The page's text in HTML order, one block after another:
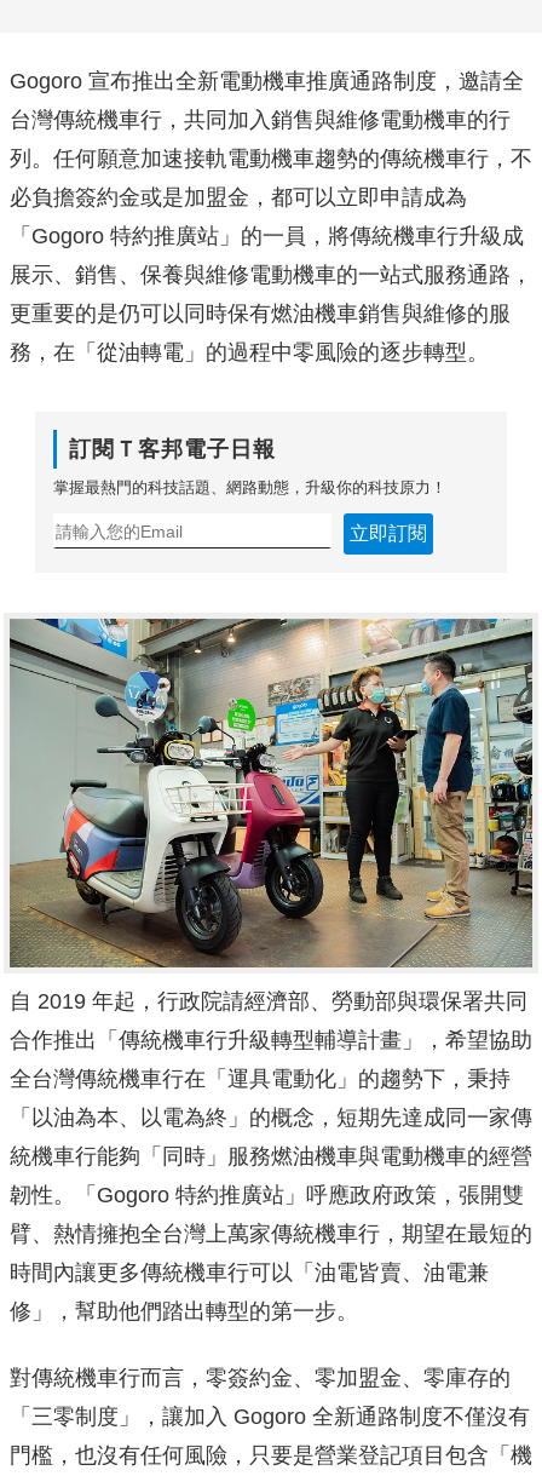
Gogoro 宣布推出全新電動機車推廣通路制度，邀請全
台灣傳統機車行，共同加入銷售與維修電動機車的行
列。任何願意加速接軌電動機車趨勢的傳統機車行，不
必負擔簽約金或是加盟金，都可以立即申請成為
「Gogoro 特約推廣站」的一員，將傳統機車行升級成
展示、銷售、保養與維修電動機車的一站式服務通路，
更重要的是仍可以同時保有燃油機車銷售與維修的服
務，在「從油轉電」的過程中零風險的逐步轉型。
訂閱Ｔ客邦電子日報
掌握最熱門的科技話題、網路動態，升級你的科技原力！
立即訂閱
自 2019 年起，行政院請經濟部、勞動部與環保署共同
合作推出「傳統機車行升級轉型輔導計畫」，希望協助
全台灣傳統機車行在「運具電動化」的趨勢下，秉持
「以油為本、以電為終」的概念，短期先達成同一家傳
統機車行能夠「同時」服務燃油機車與電動機車的經營
韌性。「Gogoro 特約推廣站」呼應政府政策，張開雙
臂、熱情擁抱全台灣上萬家傳統機車行，期望在最短的
時間內讓更多傳統機車行可以「油電皆賣、油電兼
修」，幫助他們踏出轉型的第一步。
對傳統機車行而言，零簽約金、零加盟金、零庫存的
「三零制度」，讓加入 Gogoro 全新通路制度不僅沒有
門檻，也沒有任何風險，只要是營業登記項目包含「機